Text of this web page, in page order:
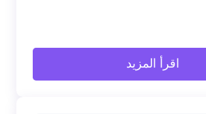
اقرأ المزيد